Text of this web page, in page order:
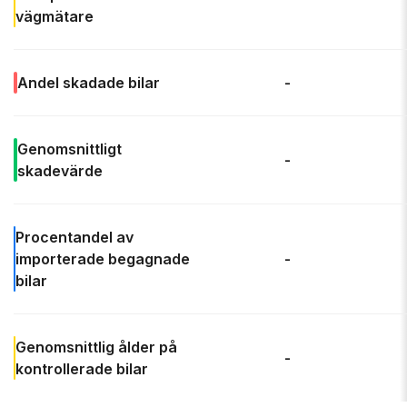
vägmätare
Andel skadade bilar -
Genomsnittligt
skadevärde
-
Procentandel av
importerade begagnade
bilar
-
Genomsnittlig ålder på
kontrollerade bilar
-